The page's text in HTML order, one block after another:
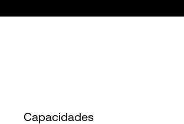
Capacidades